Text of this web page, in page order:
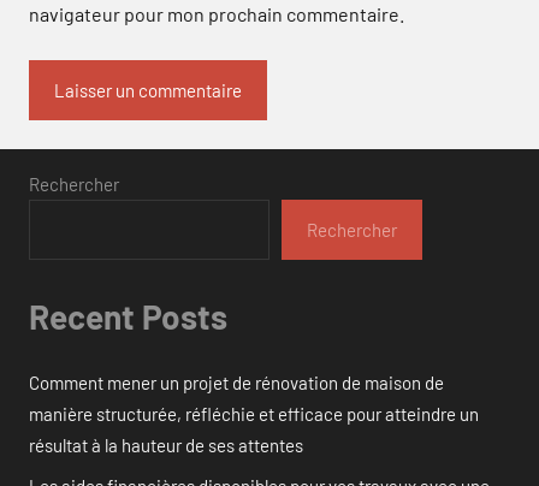
navigateur pour mon prochain commentaire.
Rechercher
Rechercher
Recent Posts
Comment mener un projet de rénovation de maison de
manière structurée, réfléchie et efficace pour atteindre un
résultat à la hauteur de ses attentes